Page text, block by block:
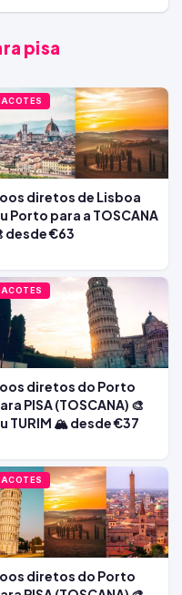
pisa
diretos de Lisboa
Porto para a TOSCANA
desde €63
diretos do Porto
PISA (TOSCANA) 🎨
TURIM 🏔️ desde €37
diretos do Porto